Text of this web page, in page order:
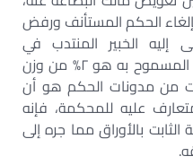
الحكم المستأنف ورفض
الخبير المنتدب في
الاستئناف من أن العرف التجارى المسموح به هو ٢% من وزن
من مدونات الحكم هو أن
عليه للمحكمة، فإنه
بالأوراق مما جره إلى